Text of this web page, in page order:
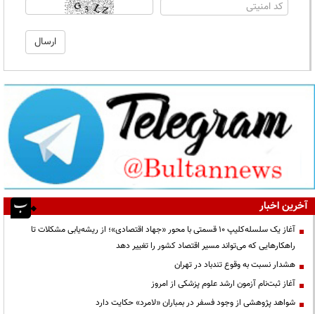
آخرین اخبار
آغاز یک سلسله‌کلیپ ۱۰ قسمتی با محور «جهاد اقتصادی»؛ از ریشه‌یابی مشکلات تا
راهکارهایی که می‌تواند مسیر اقتصاد کشور را تغییر دهد
هشدار نسبت به وقوع تندباد در تهران
آغاز ثبت‌نام آزمون ارشد علوم پزشکی از امروز
شواهد پژوهشی از وجود فسفر در بمباران «لامرد» حکایت دارد